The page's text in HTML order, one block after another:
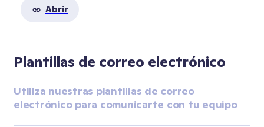
Abrir
Plantillas de correo electrónico
Utiliza nuestras plantillas de correo
electrónico para comunicarte con tu equipo